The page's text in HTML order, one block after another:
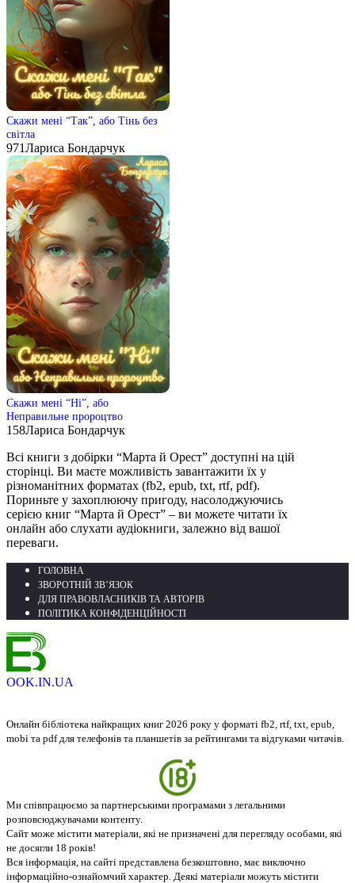
Скажи мені “Так”, або Тінь без
світла
971Лариса Бондарчук
Скажи мені “Ні”, або
Неправильне пророцтво
158Лариса Бондарчук
Всі книги з добірки “Марта й Орест” доступні на цій
сторінці. Ви маєте можливість завантажити їх у
різноманітних форматах (fb2, epub, txt, rtf, pdf).
Пориньте у захоплюючу пригоду, насолоджуючись
серією книг “Марта й Орест” – ви можете читати їх
онлайн або слухати аудіокниги, залежно від вашої
переваги.
ГОЛОВНА
ЗВОРОТНІЙ ЗВ’ЯЗОК
ДЛЯ ПРАВОВЛАСНИКІВ ТА АВТОРІВ
ПОЛІТИКА КОНФІДЕНЦІЙНОСТІ
OOK.IN.UA
Онлайн бібліотека найкращих книг 2026 року у форматі fb2, rtf, txt, epub,
mobi та pdf для телефонів та планшетів за рейтингами та відгуками читачів.
Ми співпрацюємо за партнерськими програмами з легальними
розповсюджувачами контенту.
Сайт може містити матеріали, які не призначені для перегляду особами, які
не досягли 18 років!
Вся інформація, на сайті представлена безкоштовно, має виключно
інформаційно-ознайомчий характер. Деякі матеріали можуть містити